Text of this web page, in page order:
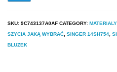
SKU: 9C743137A0AF CATEGORY:
SZYCIA JAKĄ WYBRAĆ SINGER 14SH754
BLUZEK